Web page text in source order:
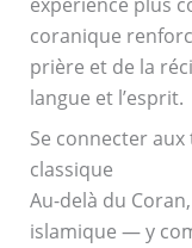
coranique
prière et de la
langue et l’esprit.
Se connecter
classique
Au-delà du
islamique — y